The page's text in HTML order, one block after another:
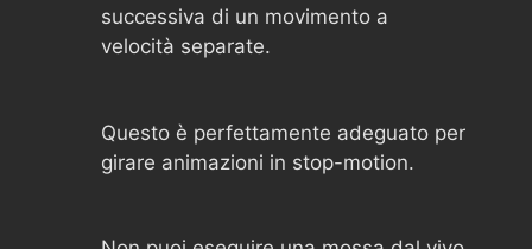
successiva di un movimento a
velocità separate.
Questo è perfettamente adeguato per
girare animazioni in stop-motion.